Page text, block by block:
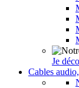
Je
Cables